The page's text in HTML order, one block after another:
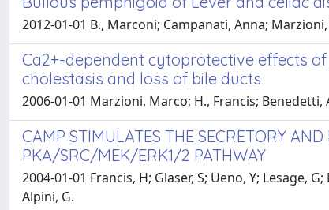
2012-01-01 B., Marconi; Campanati, Anna;
Ca2+-dependent cytoprotective effects
cholestasis and loss of bile ducts
2006-01-01 Marzioni, Marco; H., Francis; Benedetti,
CAMP STIMULATES THE SECRETORY
PKA/SRC/MEK/ERK1/2 PATHWAY
2004-01-01 Francis, H; Glaser, S; Ueno, Y; Lesage,
Alpini, G.